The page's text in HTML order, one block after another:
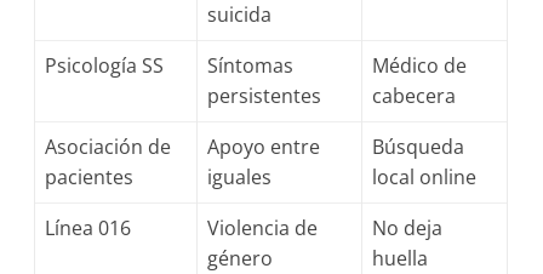
suicida
Psicología SS
Síntomas
persistentes
Médico de
cabecera
Asociación de
pacientes
Apoyo entre
iguales
Búsqueda
local online
Línea 016
Violencia de
género
No deja
huella